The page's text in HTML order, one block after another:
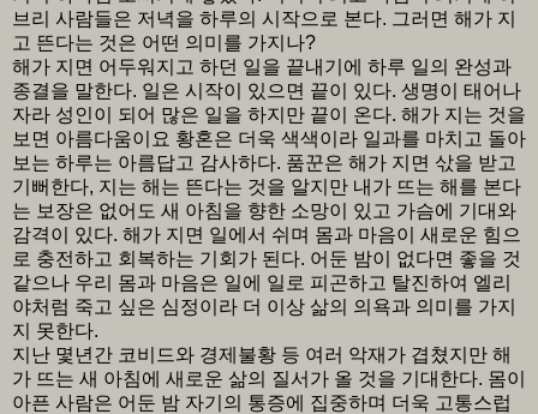
브리 사람들은 저녁을 하루의 시작으로 본다. 그러면 해가 지
고 뜬다는 것은 어떤 의미를 가지나?
해가 지면 어두워지고 하던 일을 끝내기에 하루 일의 완성과
종결을 말한다. 일은 시작이 있으면 끝이 있다. 생명이 태어나
자라 성인이 되어 많은 일을 하지만 끝이 온다. 해가 지는 것을
보면 아름다움이요 황혼은 더욱 색색이라 일과를 마치고 돌아
보는 하루는 아름답고 감사하다. 품꾼은 해가 지면 삯을 받고
기뻐한다, 지는 해는 뜬다는 것을 알지만 내가 뜨는 해를 본다
는 보장은 없어도 새 아침을 향한 소망이 있고 가슴에 기대와
감격이 있다. 해가 지면 일에서 쉬며 몸과 마음이 새로운 힘으
로 충전하고 회복하는 기회가 된다. 어둔 밤이 없다면 좋을 것
같으나 우리 몸과 마음은 일에 일로 피곤하고 탈진하여 엘리
야처럼 죽고 싶은 심정이라 더 이상 삶의 의욕과 의미를 가지
지 못한다.
지난 몇년간 코비드와 경제불황 등 여러 악재가 겹쳤지만 해
가 뜨는 새 아침에 새로운 삶의 질서가 올 것을 기대한다. 몸이
아픈 사람은 어둔 밤 자기의 통증에 집중하며 더욱 고통스럽